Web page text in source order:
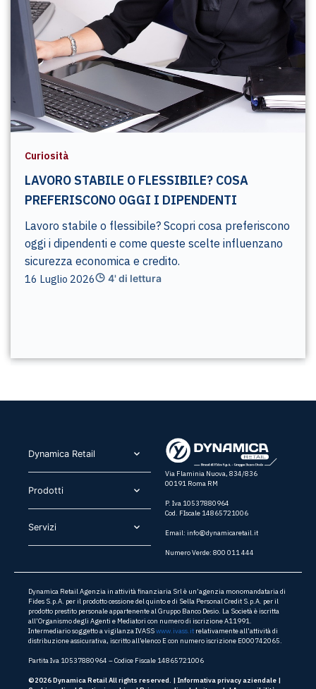
Curiosità
LAVORO STABILE O FLESSIBILE? COSA
PREFERISCONO OGGI I DIPENDENTI
Lavoro stabile o flessibile? Scopri cosa preferiscono
oggi i dipendenti e come queste scelte influenzano
sicurezza economica e credito.
16 Luglio 2026 4' di lettura
Dynamica Retail​
Prodotti​
Servizi​
Via Flaminia Nuova, 834/836
00191 Roma RM
P. Iva 10537880964
Cod. FIscale 14865721006
Email: info@dynamicaretail.it
Numero Verde: 800 011 444
Dynamica Retail Agenzia in attività finanziaria Srl è un’agenzia monomandataria di
Fides S.p.A. per il prodotto cessione del quinto e di Sella Personal Credit S.p.A. per il
prodotto prestito personale appartenente al Gruppo Banco Desio. La Società è iscritta
all’Organismo degli Agenti e Mediatori con numero di iscrizione A11991.
Intermediario soggetto a vigilanza IVASSwww.ivass.it relativamente all’attività di
distribuzione assicurativa, iscritto all’elenco E con numero iscrizione E000742065.
Partita Iva 10537880964 – Codice Fiscale 14865721006
©2026 Dynamica Retail All rights reserved. | Informativa privacy aziendale |